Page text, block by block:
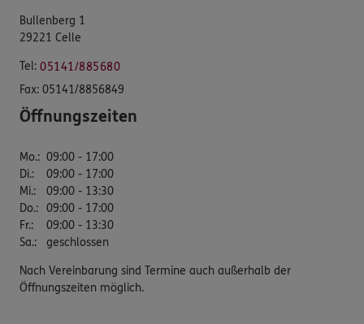
Bullenberg 1
29221 Celle
Tel: 05141/885680
Fax: 05141/8856849
Öffnungszeiten
Mo.: 09:00 - 17:00
Di.:
09:00 - 17:00
Mi.:
09:00 - 13:30
Do.: 09:00 - 17:00
Fr.:
09:00 - 13:30
Sa.: geschlossen
Nach Vereinbarung sind Termine auch außerhalb der
Öffnungszeiten möglich.